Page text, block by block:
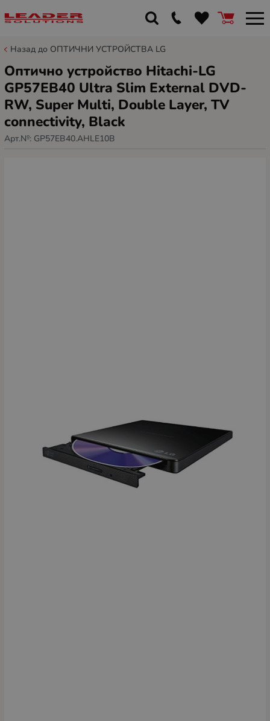
Назад до ОПТИЧНИ УСТРОЙСТВА LG
Оптично устройство Hitachi-LG
GP57EB40 Ultra Slim External DVD-
RW, Super Multi, Double Layer, TV
connectivity, Black
Арт.№: GP57EB40.AHLE10B